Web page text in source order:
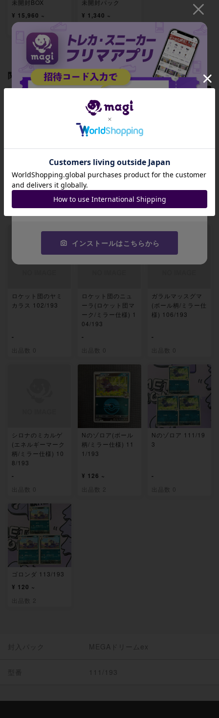
未開封BOX
¥ 15,960 ~
出品数 38
未開封パック
¥ 1,340 ~
関連製品
ット(エネルギーマ
ーク柄/ミラー仕様)
099/193
出品数 0
バット(エネルギー
マーク柄/ミラー仕
様) 100/193
-
出品数 0
バット 100/193
¥ 130 ~
出品数 1
ロケット団のヤミ
カラス 102/193
-
出品数 0
ロケット団のニュ
ーラ(ロケット団マ
ーク/ミラー仕様) 1
04/193
-
出品数 0
ガラルマッスグマ
(ボール柄/ミラー仕
様) 106/193
-
出品数 0
シロナのミカルゲ
(エネルギーマーク
柄/ミラー仕様) 10
8/193
-
出品数 0
Nのゾロア(ボール
柄/ミラー仕様) 11
1/193
¥ 126 ~
出品数 2
Nのゾロア 111/19
3
-
出品数 0
ゴロンダ 113/193
¥ 120 ~
出品数 2
封入パック MEGAドリームex
型番 111/193
招待コード
JA9XS8
コピーする
インストールはこちらから